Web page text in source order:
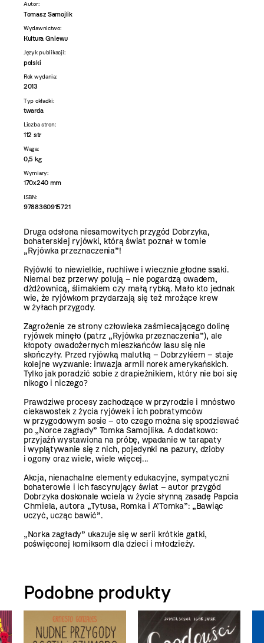
Autor:
Tomasz Samojlik
Wydawnictwo:
Kultura Gniewu
Język publikacji:
polski
Rok wydania:
2013
Typ okładki:
twarda
Liczba stron:
112 str
Waga:
0,5 kg
Wymiary:
170x240 mm
ISBN:
9788360915721
Druga odsłona niesamowitych przygód Dobrzyka,
bohaterskiej ryjówki, którą świat poznał w tomie
„Ryjówka przeznaczenia”!
Ryjówki to niewielkie, ruchliwe i wiecznie głodne ssaki.
Niemal bez przerwy polują – nie pogardzą owadem,
dżdżownicą, ślimakiem czy małą rybką. Mało kto jednak
wie, że ryjówkom przydarzają się też mrożące krew
w żyłach przygody.
Zagrożenie ze strony człowieka zaśmiecającego dolinę
ryjówek minęło (patrz „Ryjówka przeznaczenia”), ale
kłopoty owadożernych mieszkańców lasu się nie
skończyły. Przed ryjówką malutką – Dobrzykiem – staje
kolejne wyzwanie: inwazja armii norek amerykańskich.
Tylko jak poradzić sobie z drapieżnikiem, który nie boi się
nikogo i niczego?
Prawdziwe procesy zachodzące w przyrodzie i mnóstwo
ciekawostek z życia ryjówek i ich pobratymców
w przygodowym sosie – oto czego można się spodziewać
po „Norce zagłady” Tomka Samojlika. A dodatkowo:
przyjaźń wystawiona na próbę, wpadanie w tarapaty
i wyplątywanie się z nich, pojedynki na pazury, dzioby
i ogony oraz wiele, wiele więcej...
Akcja, nienachalne elementy edukacyjne, sympatyczni
bohaterowie i ich fascynujący świat – autor przygód
Dobrzyka doskonale wciela w życie słynną zasadę Papcia
Chmiela, autora „Tytusa, Romka i A’Tomka”: „Bawiąc
uczyć, ucząc bawić”.
„Norka zagłady” ukazuje się w serii krótkie gatki,
poświęconej komiksom dla dzieci i młodzieży.
Podobne produkty